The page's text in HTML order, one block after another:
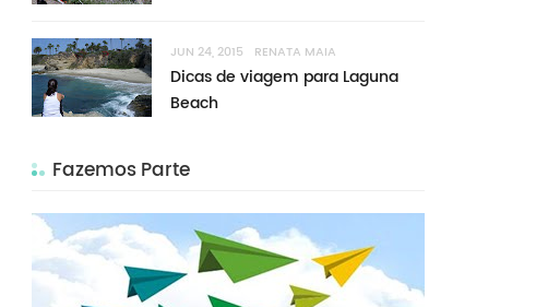
JUN 24, 2015 RENATA MAIA
Dicas de viagem para Laguna
Beach
Fazemos Parte